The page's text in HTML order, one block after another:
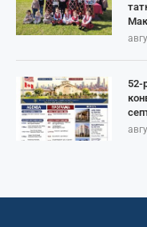
52-